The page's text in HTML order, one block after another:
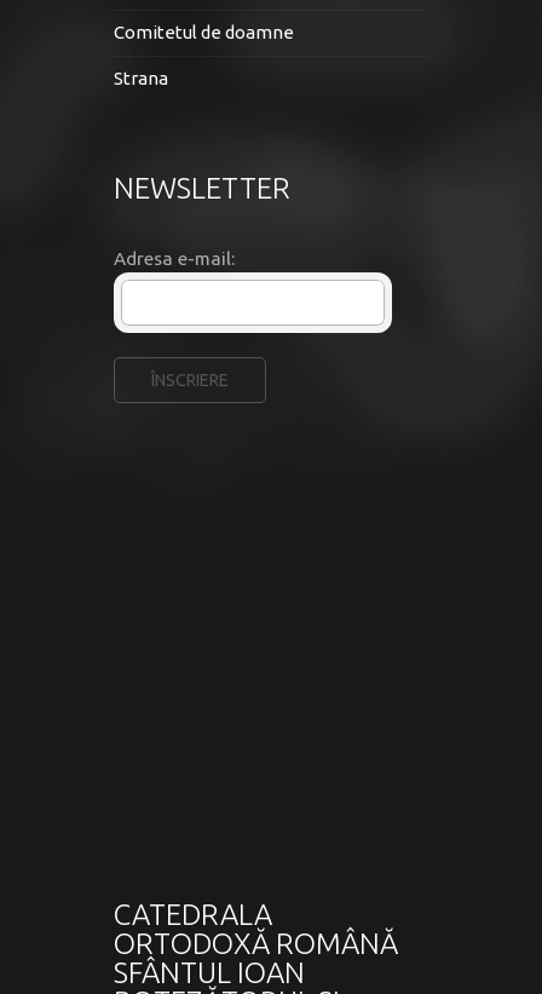
Comitetul de doamne
Strana
NEWSLETTER
Adresa e-mail:
CATEDRALA
ORTODOXĂ ROMÂNĂ
SFÂNTUL IOAN